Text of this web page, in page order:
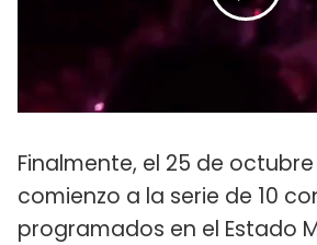
Finalmente, el 25 de octubre
comienzo a la serie de 10
programados en el Estado